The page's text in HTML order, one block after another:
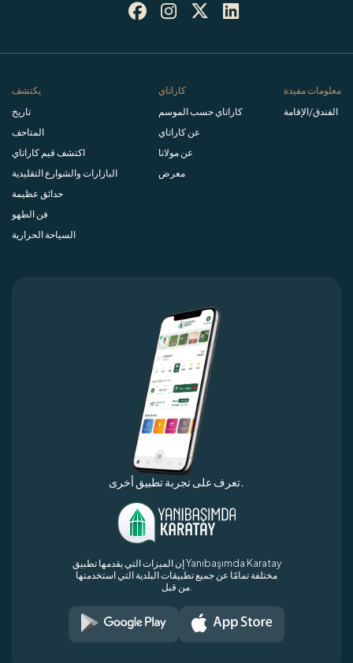
   
يكتشف
تاريخ
المتاحف
اكتشف قيم كاراتاي
البازارات والشوارع التقليدية
حدائق عظيمة
فن الطهو
السياحة الحرارية
كاراتاي
كاراتاي حسب الموسم
عن كاراتاي
عن مولانا
معرض
معلومات مفيدة
الفندق/الإقامة
تعرف على تجربة تطبيق أخرى.
إن الميزات التي يقدمها تطبيق Yanıbaşımda Karatay
مختلفة تمامًا عن جميع تطبيقات البلدية التي استخدمتها
من قبل.